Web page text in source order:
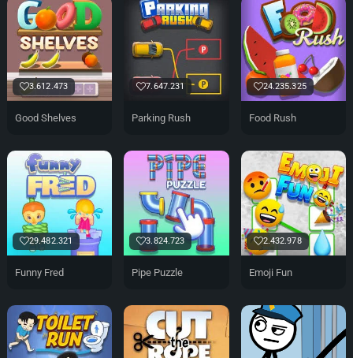
3.612.473
Good Shelves
7.647.231
Parking Rush
24.235.325
Food Rush
29.482.321
Funny Fred
3.824.723
Pipe Puzzle
2.432.978
Emoji Fun